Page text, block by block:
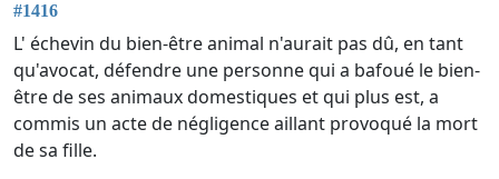
#1416
L' échevin du bien-être animal n'aurait pas dû, en tant
qu'avocat, défendre une personne qui a bafoué le bien-
être de ses animaux domestiques et qui plus est, a
commis un acte de négligence aillant provoqué la mort
de sa fille.